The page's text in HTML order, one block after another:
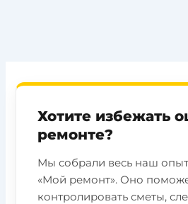
Хотите избежать
ремонте?
Мы собрали весь наш
«Мой ремонт». Оно
контролировать сметы,